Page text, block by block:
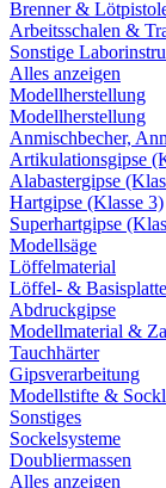
Brenner &
Arbeitsschalen &
Sonstige
Alles anzeigen
Modellherstellung
Modellherstellung
Anmischbecher,
Artikulationsgipse
Alabastergipse
Hartgipse (Klasse 3)
Superhartgipse
Modellsäge
Löffelmaterial
Löffel- &
Abdruckgipse
Modellmaterial &
Tauchhärter
Gipsverarbeitung
Modellstifte &
Sonstiges
Sockelsysteme
Doubliermassen
Alles anzeigen